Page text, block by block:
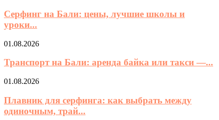
Серфинг на Бали: цены, лучшие школы и
уроки...
01.08.2026
Транспорт на Бали: аренда байка или такси —...
01.08.2026
Плавник для серфинга: как выбрать между
одиночным, трай...